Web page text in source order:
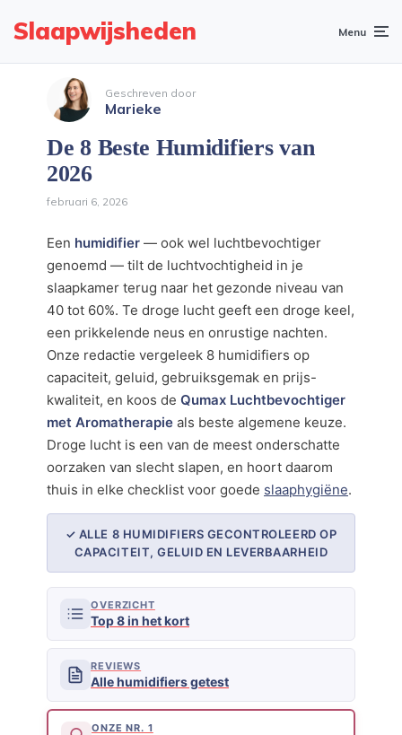
Slaapwijsheden Menu
Geschreven door
Marieke
De 8 Beste Humidifiers van
2026
februari 6, 2026
Een humidifier — ook wel luchtbevochtiger
genoemd — tilt de luchtvochtigheid in je
slaapkamer terug naar het gezonde niveau van
40 tot 60%. Te droge lucht geeft een droge keel,
een prikkelende neus en onrustige nachten.
Onze redactie vergeleek 8 humidifiers op
capaciteit, geluid, gebruiksgemak en prijs-
kwaliteit, en koos de Qumax Luchtbevochtiger
met Aromatherapie als beste algemene keuze.
Droge lucht is een van de meest onderschatte
oorzaken van slecht slapen, en hoort daarom
thuis in elke checklist voor goede slaaphygiëne.
✓ ALLE 8 HUMIDIFIERS GECONTROLEERD OP
CAPACITEIT, GELUID EN LEVERBAARHEID
OVERZICHT
Top 8 in het kort
REVIEWS
Alle humidifiers getest
ONZE NR. 1